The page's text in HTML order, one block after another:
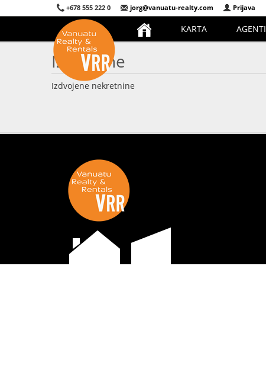
+678 555 222 0 jorg@vanuatu-realty.com Prijava
KARTA AGENTI
Izdvojene
Izdvojene nekretnine